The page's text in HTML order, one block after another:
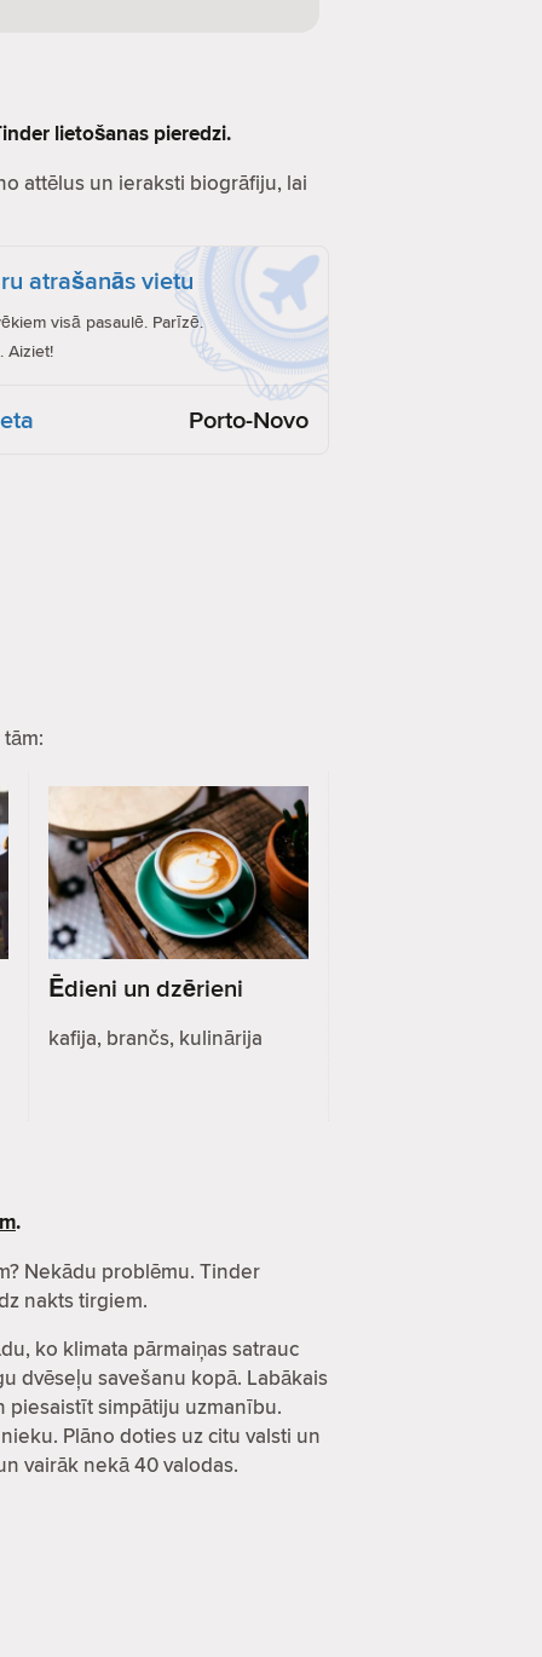
lietošanas pieredzi.
attēlus un ieraksti biogrāfiju, lai
atrašanās vietu
visā pasaulē. Parīzē.
Aiziet!
Porto-Novo
Ēdieni un dzērieni
kafija, brančs, kulinārija
.
Nekādu problēmu. Tinder
nakts tirgiem.
ko klimata pārmaiņas satrauc
dvēseļu savešanu kopā. Labākais
piesaistīt simpātiju uzmanību.
Plāno doties uz citu valsti un
vairāk nekā 40 valodas.